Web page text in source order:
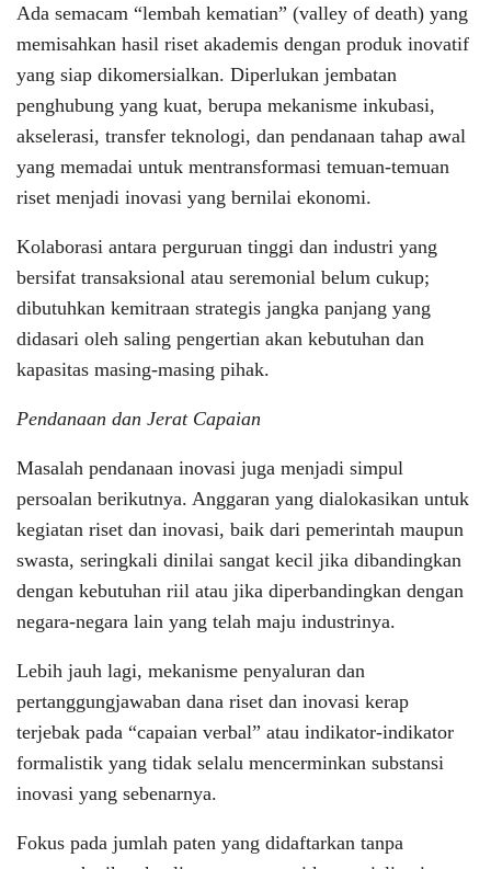
Ada semacam “lembah kematian” (valley of death) yang
memisahkan hasil riset akademis dengan produk inovatif
yang siap dikomersialkan. Diperlukan jembatan
penghubung yang kuat, berupa mekanisme inkubasi,
akselerasi, transfer teknologi, dan pendanaan tahap awal
yang memadai untuk mentransformasi temuan-temuan
riset menjadi inovasi yang bernilai ekonomi.
Kolaborasi antara perguruan tinggi dan industri yang
bersifat transaksional atau seremonial belum cukup;
dibutuhkan kemitraan strategis jangka panjang yang
didasari oleh saling pengertian akan kebutuhan dan
kapasitas masing-masing pihak.
Pendanaan dan Jerat Capaian
Masalah pendanaan inovasi juga menjadi simpul
persoalan berikutnya. Anggaran yang dialokasikan untuk
kegiatan riset dan inovasi, baik dari pemerintah maupun
swasta, seringkali dinilai sangat kecil jika dibandingkan
dengan kebutuhan riil atau jika diperbandingkan dengan
negara-negara lain yang telah maju industrinya.
Lebih jauh lagi, mekanisme penyaluran dan
pertanggungjawaban dana riset dan inovasi kerap
terjebak pada “capaian verbal” atau indikator-indikator
formalistik yang tidak selalu mencerminkan substansi
inovasi yang sebenarnya.
Fokus pada jumlah paten yang didaftarkan tanpa